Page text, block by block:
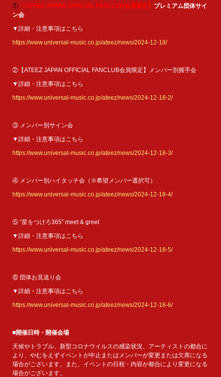
① 【ATEEZ JAPAN OFFICIAL FANCLUB会員限定】 プレミアム団体サイ
ン会
▼詳細・注意事項はこちら
https://www.universal-music.co.jp/ateez/news/2024-12-18/
②【ATEEZ JAPAN OFFICIAL FANCLUB会員限定】メンバー別握手会
▼詳細・注意事項はこちら
https://www.universal-music.co.jp/ateez/news/2024-12-18-2/
③ メンバー別サイン会
▼詳細・注意事項はこちら
https://www.universal-music.co.jp/ateez/news/2024-12-18-3/
④ メンバー別ハイタッチ会（※希望メンバー選択可）
https://www.universal-music.co.jp/ateez/news/2024-12-18-4/
⑤ “星をつけろ365” meet & greet
▼詳細・注意事項はこちら
https://www.universal-music.co.jp/ateez/news/2024-12-18-5/
⑥ 団体お見送り会
▼詳細・注意事項はこちら
https://www.universal-music.co.jp/ateez/news/2024-12-18-6/
■開催日時・開催会場
天候やトラブル、新型コロナウイルスの感染状況、アーティストの都合に
より、やむをえずイベントが中止またはメンバーが変更または欠席になる
場合がございます。また、イベントの日程・内容が都合により変更になる
場合がございます。